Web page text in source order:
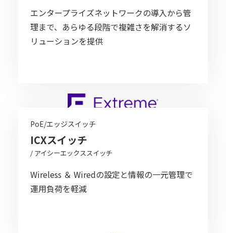
エンタープライズネットワークの導入から管
理まで、あらゆる段階で複雑さを解消するソ
リューションを提供​
PoE/エッジスイッチ
ICXスイッチ
/ アイシーエックススイッチ
Wireless ＆ Wiredの設定と情報の一元管理で
運用負荷を軽減